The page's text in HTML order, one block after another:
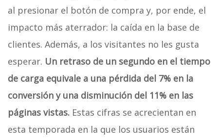
al presionar el botón de compra y, por ende, el
impacto más aterrador: la caída en la base de
clientes. Además, a los visitantes no les gusta
esperar. Un retraso de un segundo en el tiempo
de carga equivale a una pérdida del 7% en la
conversión y una disminución del 11% en las
páginas vistas. Estas cifras se acrecientan en
esta temporada en la que los usuarios están